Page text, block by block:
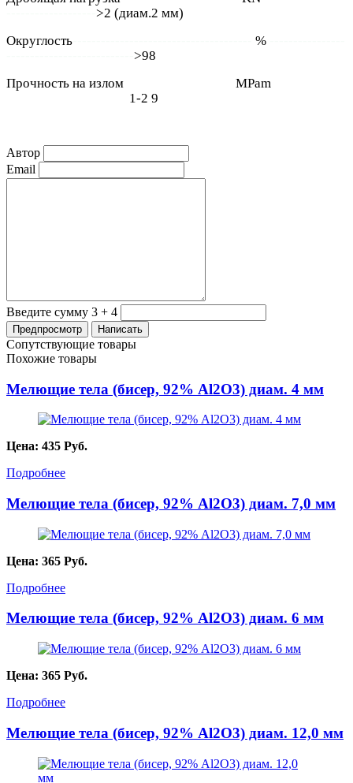
>2 (диам.2 мм)
Округлость
%
>98
Прочность на излом
MPam
1-2 9
Автор
Email
Введите сумму 3 + 4
Сопутствующие товары
Похожие товары
Мелющие тела (бисер, 92% Al2O3) диам. 4 мм
Цена: 435 Руб.
Подробнее
Мелющие тела (бисер, 92% Al2O3) диам. 7,0 мм
Цена: 365 Руб.
Подробнее
Мелющие тела (бисер, 92% Al2O3) диам. 6 мм
Цена: 365 Руб.
Подробнее
Мелющие тела (бисер, 92% Al2O3) диам. 12,0 мм